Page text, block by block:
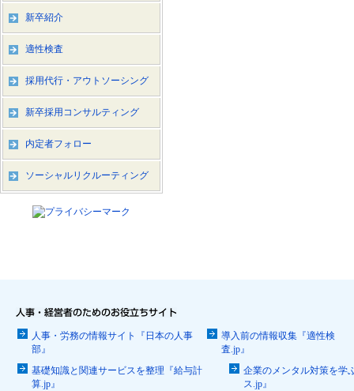
新卒紹介
適性検査
採用代行・アウトソーシング
新卒採用コンサルティング
内定者フォロー
ソーシャルリクルーティング
人事・労務の情報サイト『日本の人事
部』
導入前の情報収集『適性検
査.jp』
基礎知識と関連サービスを整理『給与計
算.jp』
企業のメンタル対策を学
ス.jp』